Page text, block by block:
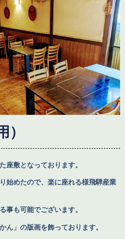
座敷となっております。
始めたので、楽に座れる様飛騨産業
事も可能でございます。
ん」の版画を飾っております。